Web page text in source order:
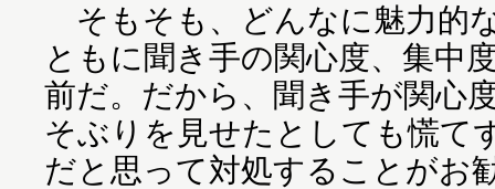
そもそも、どんなに魅力的
ともに聞き手の関心度、集中
前だ。だから、聞き手が関心
そぶりを見せたとしても慌て
だと思って対処することがお